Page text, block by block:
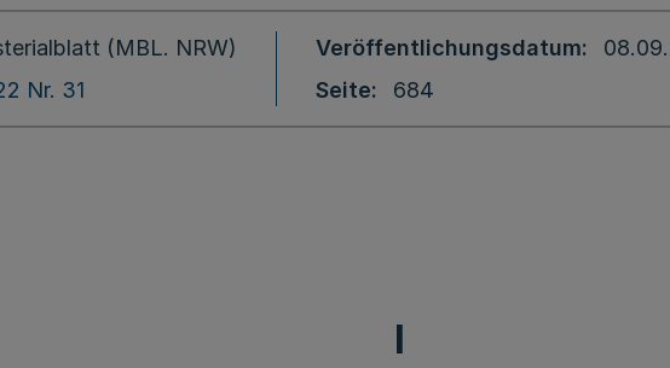
(MBL. NRW)
Nr. 31
Veröffentlichungsdatum
Seite
684
I